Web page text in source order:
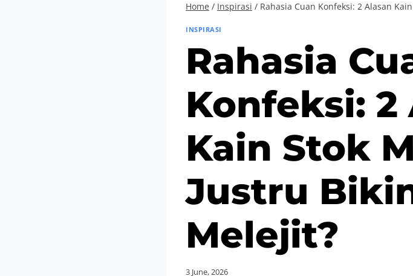
Home / Inspirasi / Rahasia Cuan Konfeksi: 2 Alasan
INSPIRASI
Rahasia
Konfeksi: 2
Kain Stok
Justru
Melejit?
3 June, 2026